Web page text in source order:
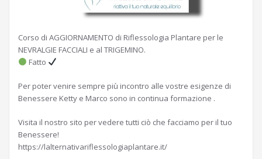
Corso di AGGIORNAMENTO di Riflessologia Plantare per le
NEVRALGIE FACCIALI e al TRIGEMINO.
Fatto
Per poter venire sempre più incontro alle vostre esigenze di
Benessere Ketty e Marco sono in continua formazione .
Visita il nostro sito per vedere tutti ciò che facciamo per il tuo
Benessere!
https://lalternativariflessologiaplantare.it/